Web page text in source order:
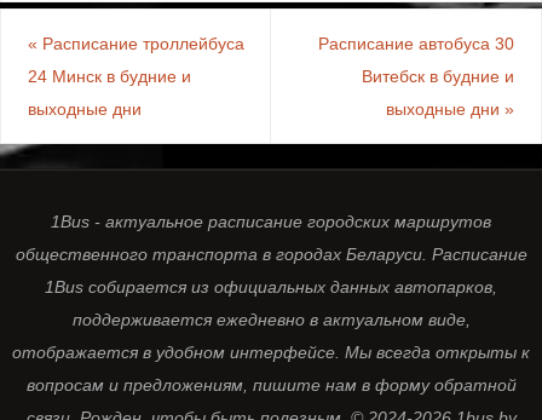
« Расписание троллейбуса
24 Минск в будние и
выходные дни
Расписание автобуса 30
Витебск в будние и
выходные дни»
1Bus - актуальное расписание городских маршрутов
общественного транспорта в городах Беларуси. Расписание
1Bus собирается из официальных данных автопарков,
поддерживается ежедневно в актуальном виде,
отображается в удобном интерфейсе. Мы всегда открыты к
вопросам и предложениям, пишите нам в форму обратной